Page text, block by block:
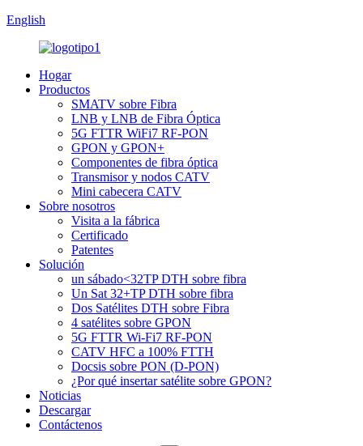
English
Hogar
Productos
SMATV sobre Fibra
LNB y LNB de Fibra Óptica
5G FTTR WiFi7 RF-PON
GPON y GPON+
Componentes de fibra óptica
Transmisor y nodos CATV
Mini cabecera CATV
Sobre nosotros
Visita a la fábrica
Certificado
Patentes
Solución
un sábado<32TP DTH sobre fibra
Un Sat 32+TP DTH sobre fibra
Dos Satélites DTH sobre Fibra
4 satélites sobre GPON
5G FTTR Wi-Fi7 RF-PON
CATV HFC a 100% FTTH
Docsis sobre PON (D-PON)
¿Por qué insertar satélite sobre GPON?
Noticias
Descargar
Contáctenos